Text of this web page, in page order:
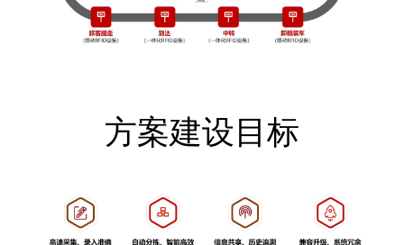
方案建设目标